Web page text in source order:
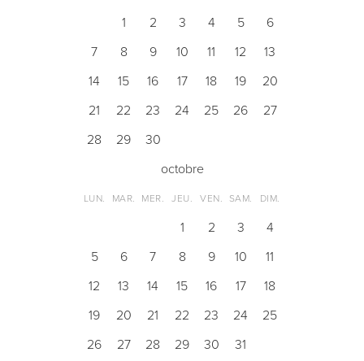
1 2 3 4 5
6
7
8 9 10 11 12
13
14
15 16 17 18 19
20
21
22 23 24 25 26
27
28
29
30
octobre
LUN. MAR. MER. JEU. VEN. SAM. DIM.
1 2 3
4
5
6 7 8 9 10
11
12
13 14 15 16 17
18
19
20 21 22 23 24
25
26
27 28 29 30 31